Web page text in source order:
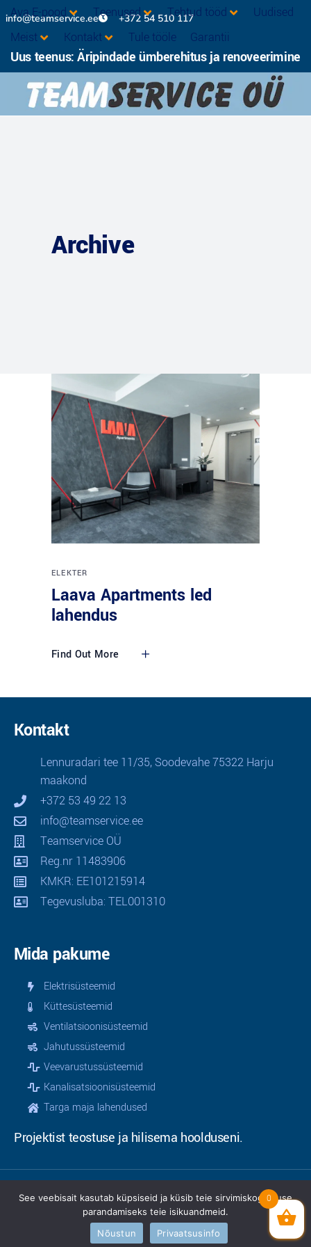
info@teamservice.ee +372 54 510 117
Ava E-pood Teenused Tehtud tööd
Uudised
Meist
Kontakt Tule tööle Garantii
Uus teenus: Äripindade ümberehitus ja renoveerimine
Archive
ELEKTER
Laava Apartments led
lahendus
Find Out More
Kontakt
Lennuradari tee 11/35, Soodevahe 75322 Harju
maakond
+372 53 49 22 13
info@teamservice.ee
Teamservice OÜ
Reg.nr 11483906
KMKR: EE101215914
Tegevusluba: TEL001310
Mida pakume
Elektrisüsteemid
Küttesüsteemid
Ventilatsioonisüsteemid
Jahutussüsteemid
Veevarustussüsteemid
Kanalisatsioonisüsteemid
Targa maja lahendused
Projektist teostuse ja hilisema hoolduseni.
© 2025 | Teamservice OÜ | Kõik õigused kaitstud |
Privaatsusinfo|Müügitingimused
VeebimeisterWoofy.org
0
See veebisait kasutab küpsiseid ja küsib teie sirvimiskogemuse
parandamiseks teie isikuandmeid.
Nõustun
Privaatsusinfo